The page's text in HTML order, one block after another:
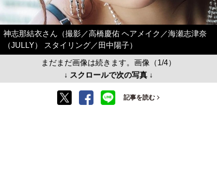
神志那結衣さん（撮影／高橋慶佑 ヘアメイク／海瀬志津奈
（JULLY） スタイリング／田中陽子）
まだまだ画像は続きます。画像（1/4）
↓ スクロールで次の写真 ↓
記事を読む